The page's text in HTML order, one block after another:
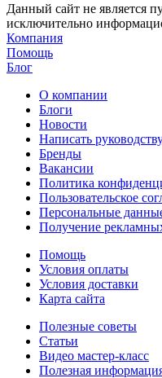
Данный сайт не является
исключительно
Компания
Помощь
Блог
О компании
Блоги
Новости
Написать
Бренды
Вакансии
Политика
Пользовательское
Персональные
Получение
Помощь
Условия оплаты
Условия доставки
Карта сайта
Полезные советы
Статьи
Видео мастер-класс
Полезная